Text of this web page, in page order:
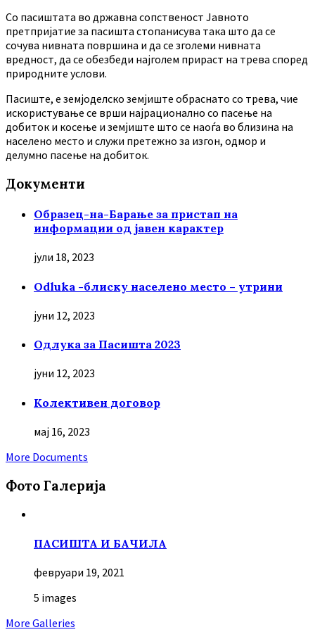
Co пасиштата во државна сопственост Јавното
претпријатие за пасишта стопанисува така што да се
сочува нивната површина и да се зголеми нивната
вредност, да се обезбеди најголем прираст на трева според
природните услови.
Пасиште, е земјоделско земјиште обраснато со трева, чие
искористување се врши најрационално со пасење на
добиток и косење и земјиште што се наоѓа во близина на
населено место и служи претежно за изгон, одмор и
делумно пасење на добиток.
Документи
Образец-на-Барање за пристап на
информации од јавен карактер
јули 18, 2023
Odluka -блиску населено место – утрини
јуни 12, 2023
Oдлука за Пасишта 2023
јуни 12, 2023
Колективен договор
мај 16, 2023
More Documents
Фото Галерија
ПАСИШТА И БАЧИЛА
февруари 19, 2021
5 images
More Galleries